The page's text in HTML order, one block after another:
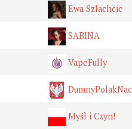
Ewa Szlachcic
SABINA
VapeFully
Myśl i Czyn!